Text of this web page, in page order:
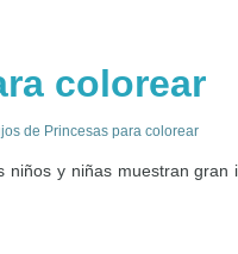
colorear
de Princesas para colorear
y niñas muestran